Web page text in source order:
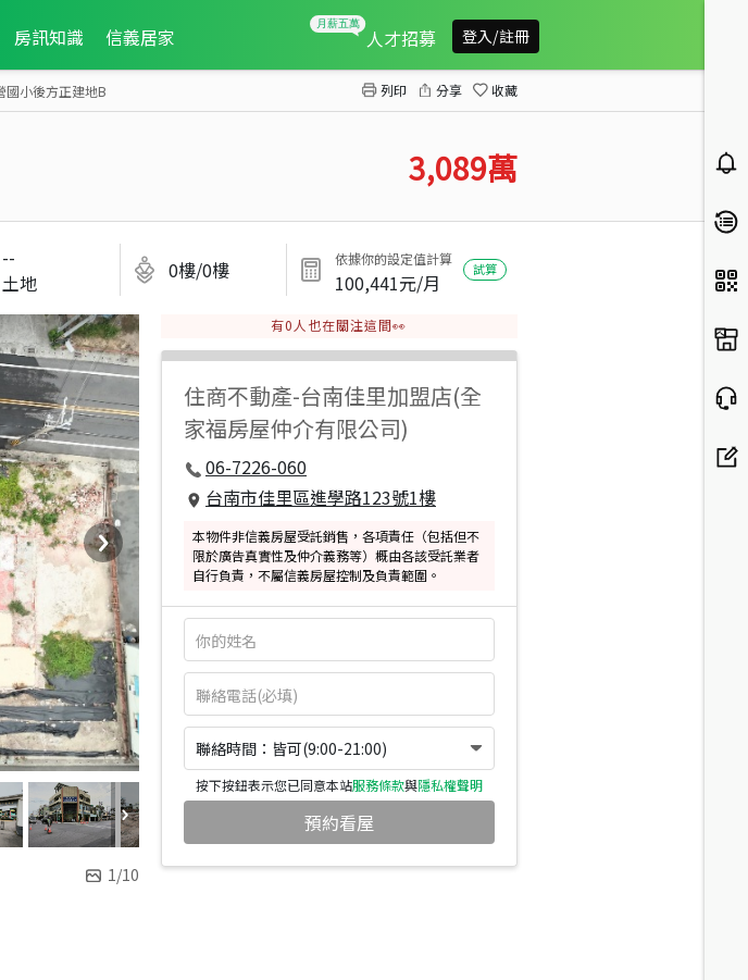
房訊知識 信義居家 人才招募 登入/註冊
國小後方正建地B 列印 分享 收藏
3,089萬
--
土地
0樓/0樓 依據你的設定值計算
100,441元/月
試算
1/10
有0 人也在關注這間👀
住商不動產-台南佳里加盟店(全
家福房屋仲介有限公司)
06-7226-060
台南市佳里區進學路123號1樓
本物件非信義房屋受託銷售，各項責任（包括但不
限於廣告真實性及仲介義務等）概由各該受託業者
自行負責，不屬信義房屋控制及負責範圍。
聯絡時間：皆可(9:00-21:00)
按下按鈕表示您已同意本站服務條款與隱私權聲明
預約看屋